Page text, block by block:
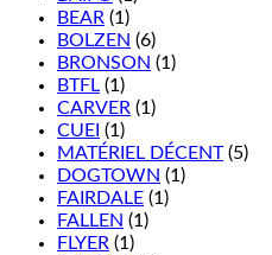
BEAR (1)
BOLZEN (6)
BRONSON (1)
BTFL (1)
CARVER (1)
CUEI (1)
MATÉRIEL DÉCENT (5)
DOGTOWN (1)
FAIRDALE (1)
FALLEN (1)
FLYER (1)